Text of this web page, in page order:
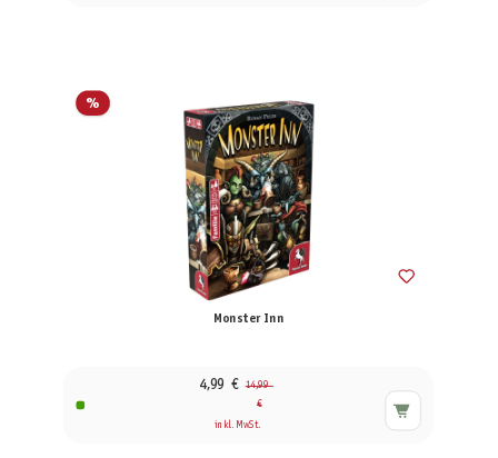
%
Monster Inn
4,99 € 14,99
€
inkl. MwSt.